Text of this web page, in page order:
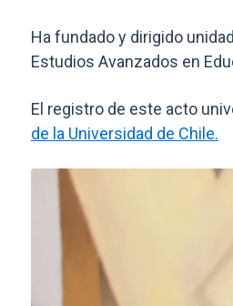
Ha fundado y dirigido
Estudios Avanzados en
El registro de este acto
de la Universidad de Chile.